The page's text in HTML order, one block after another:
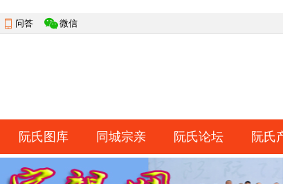
问答 微信
阮氏图库 同城宗亲 阮氏论坛 阮氏
排行榜 导读 日志